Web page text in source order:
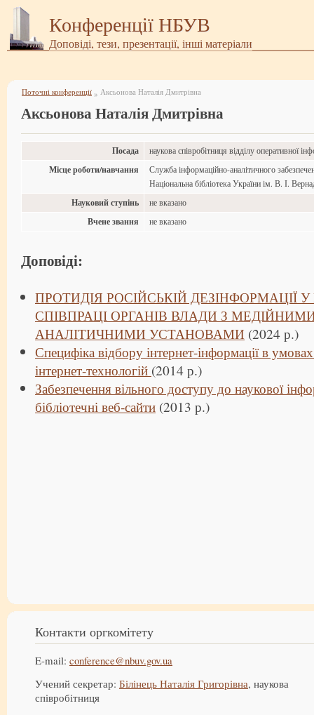
Конференції НБУВ
Доповіді, тези, презентації, інші матеріали
Поточні конференції » Аксьонова Наталія Дмитрівна
Аксьонова Наталія Дмитрівна
Посада наукова співробітниця відділу оперативної
Місце роботи/навчання
Служба інформаційно-аналітичного
Національна бібліотека України ім. В. І.
Науковий ступінь не вказано
Вчене звання не вказано
Доповіді:
ПРОТИДІЯ РОСІЙСЬКІЙ ДЕЗІНФОРМАЦІЇ
СПІВПРАЦІ ОРГАНІВ ВЛАДИ З
АНАЛІТИЧНИМИ УСТАНОВАМИ (2024 р.)
Специфіка відбору інтернет-інформації в
інтернет-технологій (2014 р.)
Забезпечення вільного доступу до наукової
бібліотечні веб-сайти (2013 р.)
Контакти оргкомітету
E-mail: conference@nbuv.gov.ua
Учений секретар: Білінець Наталія Григорівна, наукова
співробітниця